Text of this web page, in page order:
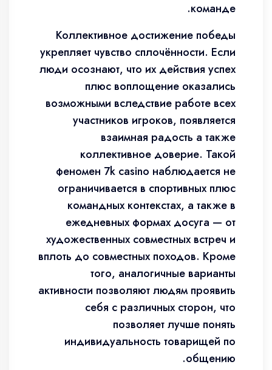
команде.
Коллективное достижение победы
укрепляет чувство сплочённости. Если
люди осознают, что их действия успех
плюс воплощение оказались
возможными вследствие работе всех
участников игроков, появляется
взаимная радость а также
коллективное доверие. Такой
феномен 7k casino наблюдается не
ограничивается в спортивных плюс
командных контекстах, а также в
ежедневных формах досуга — от
художественных совместных встреч и
вплоть до совместных походов. Кроме
того, аналогичные варианты
активности позволяют людям проявить
себя с различных сторон, что
позволяет лучше понять
индивидуальность товарищей по
общению.